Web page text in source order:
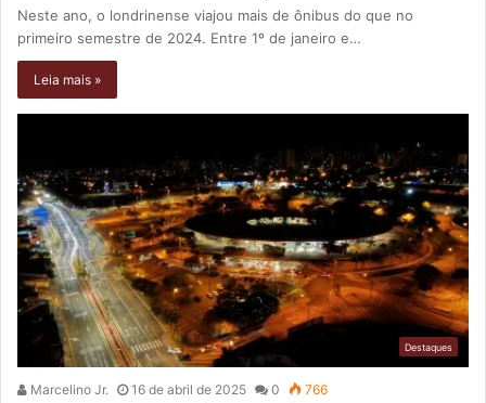
Neste ano, o londrinense viajou mais de ônibus do que no
primeiro semestre de 2024. Entre 1º de janeiro e…
Leia mais »
Destaques
Marcelino Jr. 16 de abril de 2025 0 766